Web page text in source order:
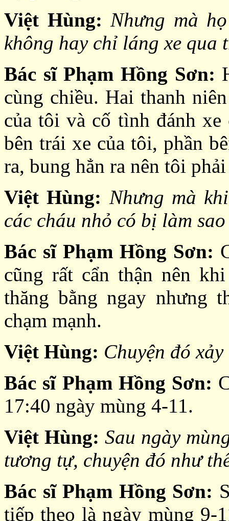
Việt Hùng: Nhưng mà
không hay chỉ láng xe qua
Bác sĩ Phạm Hồng Sơn:
cùng chiều. Hai thanh
của tôi và cố tình đánh xe
bên trái xe của tôi, phần
ra, bung hẳn ra nên tôi
Việt Hùng: Nhưng mà
các cháu nhỏ có bị làm
Bác sĩ Phạm Hồng Sơn:
cũng rất cẩn thận nên
thăng bằng ngay nhưng
chạm mạnh.
Việt Hùng: Chuyện đó
Bác sĩ Phạm Hồng Sơn:
17:40 ngày mùng 4-11.
Việt Hùng: Sau ngày
tương tự, chuyện đó như
Bác sĩ Phạm Hồng Sơn:
tiếp theo là ngày mùng